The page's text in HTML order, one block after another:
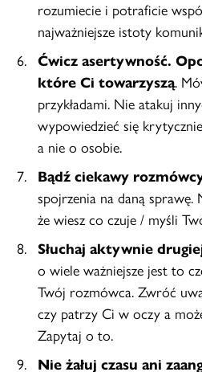
rozumiecie i potraficie
najważniejsze istoty
Ćwicz asertywność.
które Ci towarzyszą.
przykładami. Nie atakuj
wypowiedzieć się
a nie o osobie.
Bądź ciekawy
spojrzenia na daną sprawę.
że wiesz co czuje / myśli
Słuchaj aktywnie
o wiele ważniejsze jest to
Twój rozmówca. Zwróć
czy patrzy Ci w oczy a
Zapytaj o to.
Nie żałuj czasu ani